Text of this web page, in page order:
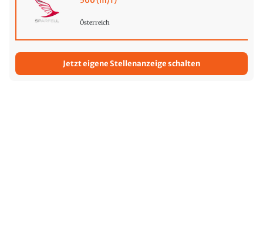
Österreich
Jetzt eigene Stellenanzeige schalten